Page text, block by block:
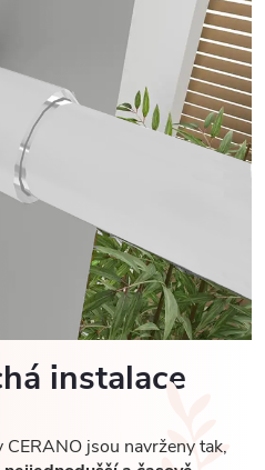
instalace
jsou navrženy tak,